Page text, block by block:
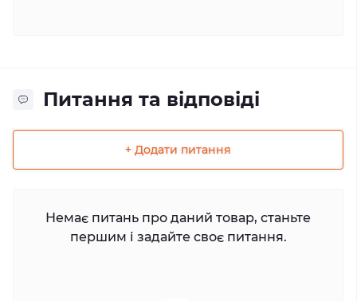
Питання та відповіді
+ Додати питання
Немає питань про даний товар, станьте
першим і задайте своє питання.